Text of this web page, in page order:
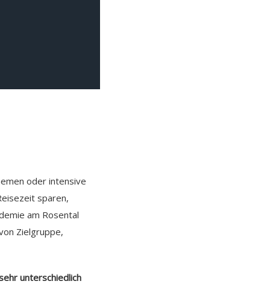
oder intensive
sparen,
am Rosental
Zielgruppe,
unterschiedlich